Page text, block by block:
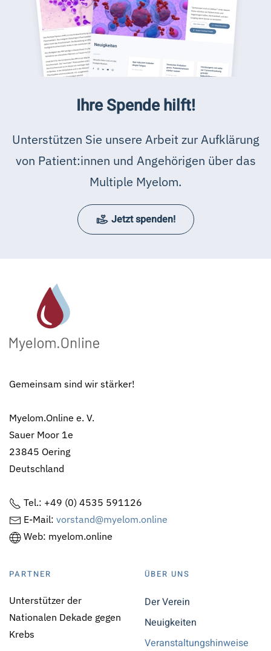
Ihre Spende hilft!
Unterstützen Sie unsere Arbeit zur Aufklärung
von Patient:innen und Angehörigen über das
Multiple Myelom.
Jetzt spenden!
Gemeinsam sind wir stärker!
Myelom.Online e. V.
Sauer Moor 1e
23845 Oering
Deutschland
Tel.: +49 (0) 4535 591126
E-Mail: vorstand@myelom.online
Web: myelom.online
PARTNER
Unterstützer der
Nationalen Dekade gegen
Krebs
ÜBER UNS
Der Verein
Neuigkeiten
Veranstaltungshinweise